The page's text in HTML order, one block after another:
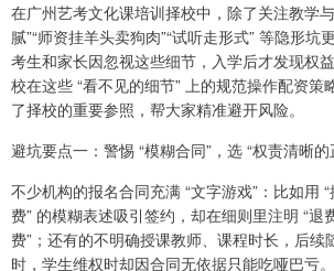
在广州艺考文化课培训择校中，除了关注教学
腻”“师资挂羊头卖狗肉”“试听走形式” 等隐形坑
考生和家长因忽视这些细节，入学后才发现权
校在这些 “看不见的细节” 上的规范操作配资策
了择校的重要参照，帮大家精准避开风险。
避坑要点一：警惕 “模糊合同”，选 “权责清晰的
不少机构的报名合同充满 “文字游戏”：比如用
费” 的模糊表述吸引签约，却在细则里注明 “退
费”；还有的不明确授课教师、课程时长，后续
时，学生维权时却因合同无依据只能吃哑巴亏。